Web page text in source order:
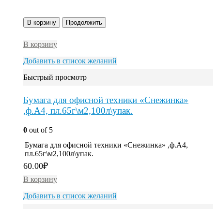
В корзину Продолжить
В корзину
Добавить в список желаний
Быстрый просмотр
Бумага для офисной техники «Снежинка»
,ф.А4, пл.65г\м2,100л\упак.
0 out of 5
Бумага для офисной техники «Снежинка» ,ф.А4,
пл.65г\м2,100л\упак.
60.00₽
В корзину
Добавить в список желаний